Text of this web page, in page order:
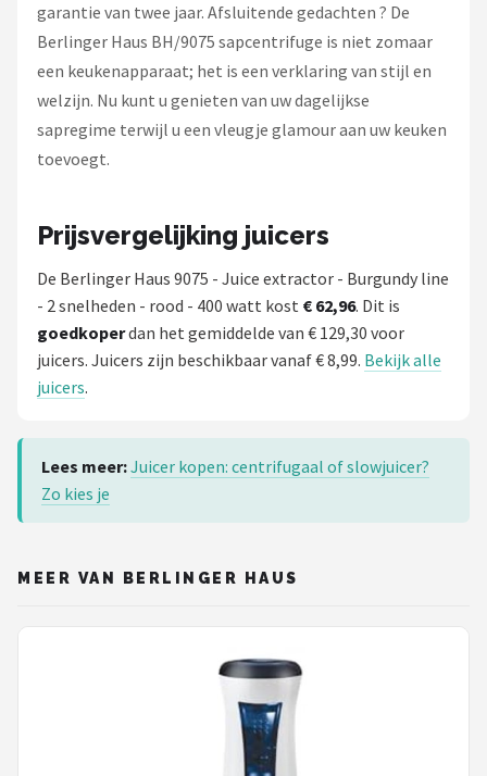
garantie van twee jaar. Afsluitende gedachten ? De
Berlinger Haus BH/9075 sapcentrifuge is niet zomaar
een keukenapparaat; het is een verklaring van stijl en
welzijn. Nu kunt u genieten van uw dagelijkse
sapregime terwijl u een vleugje glamour aan uw keuken
toevoegt.
Prijsvergelijking juicers
De Berlinger Haus 9075 - Juice extractor - Burgundy line
- 2 snelheden - rood - 400 watt kost € 62,96. Dit is
goedkoperdan het gemiddelde van € 129,30 voor
juicers. Juicers zijn beschikbaar vanaf € 8,99. Bekijk alle
juicers.
Lees meer:Juicer kopen: centrifugaal of slowjuicer?
Zo kies je
MEER VAN BERLINGER HAUS